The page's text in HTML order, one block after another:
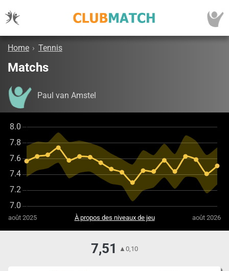
Home › Tennis
Matchs
Paul van Amstel
août 2025 À propos des niveaux de jeu août 2026
7,51 ▲ 0,10